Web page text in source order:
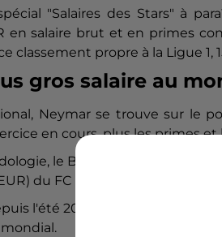
"Salaires des Stars" à
en salaire brut et en primes
ce classement propre à la Ligue
gros salaire au
Neymar se trouve sur le
en cours, plus les primes
le Brésilien se classe au
du FC Barcelone et le
l'été 2019, Antoine